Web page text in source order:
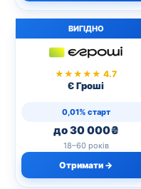
ВИГІДНО
★★★★★ 4.7
Є Гроші
0,01% старт
до 30 000₴
18–60 років
Отримати →